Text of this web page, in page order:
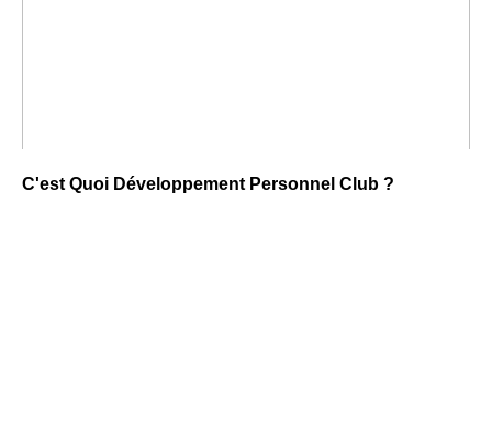
C'est Quoi Développement Personnel Club ?